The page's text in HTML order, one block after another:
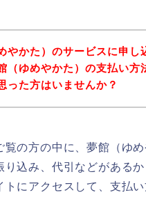
やかた）のサービスに申し
（ゆめやかた）の支払い方
った方はいませんか？
の方の中に、夢館（ゆ
り込み、代引などがある
トにアクセスして、支払